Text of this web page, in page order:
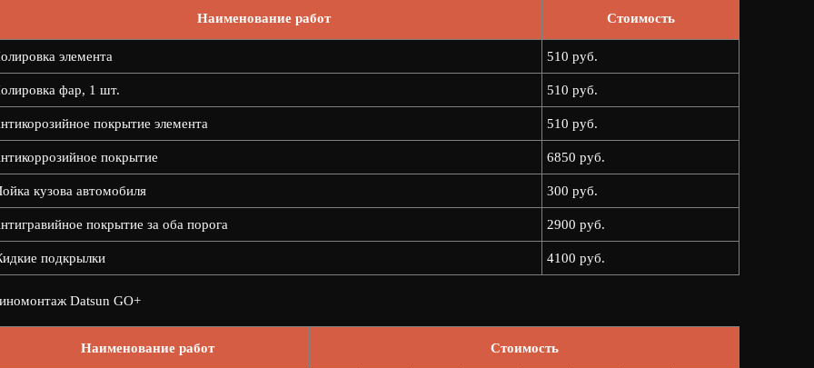
Наименование работ Стоимость
элемента 510 руб.
фар, 1 шт. 510 руб.
покрытие элемента 510 руб.
покрытие 6850 руб.
кузова автомобиля 300 руб.
покрытие за оба порога 2900 руб.
подкрылки 4100 руб.
Datsun GO+
Наименование работ Стоимость